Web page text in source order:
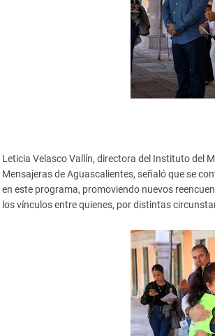
Leticia Velasco Vallín, directora del Instituto del
Mensajeras de Aguascalientes, señaló que se
en este programa, promoviendo nuevos
los vínculos entre quienes, por distintas